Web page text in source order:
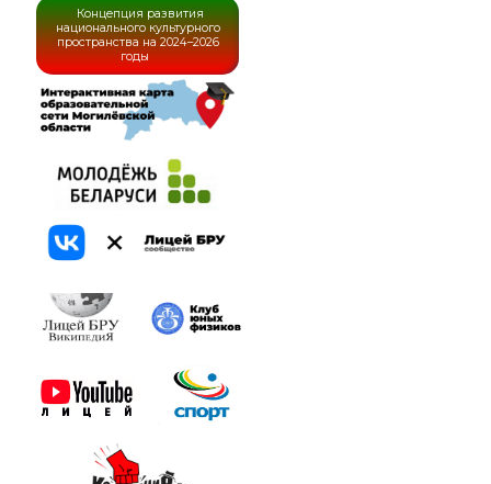
Концепция развития
национального культурного
пространства на 2024–2026
годы